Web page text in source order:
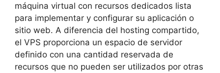
máquina virtual con recursos dedicados lista
para implementar y configurar su aplicación o
sitio web. A diferencia del hosting compartido,
el VPS proporciona un espacio de servidor
definido con una cantidad reservada de
recursos que no pueden ser utilizados por otras